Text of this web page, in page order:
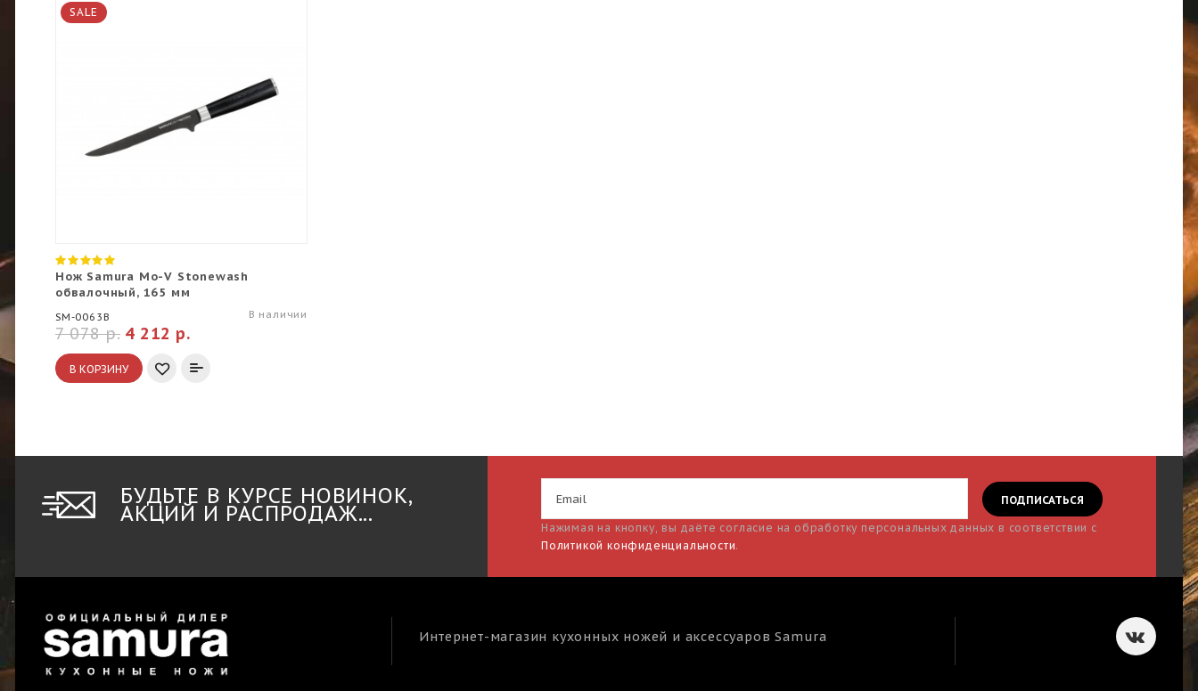
SALE
Нож Samura Mo-V Stonewash
обвалочный, 165 мм
SM-0063B В наличии
4 212 р.
7 078 р.
В КОРЗИНУ
БУДЬТЕ В КУРСЕ НОВИНОК,
АКЦИЙ И РАСПРОДАЖ...
Нажимая на кнопку, вы даёте согласие на обработку персональных данных в соответствии с
Политикой конфиденциальности.
Интернет-магазин кухонных ножей и аксессуаровSamura